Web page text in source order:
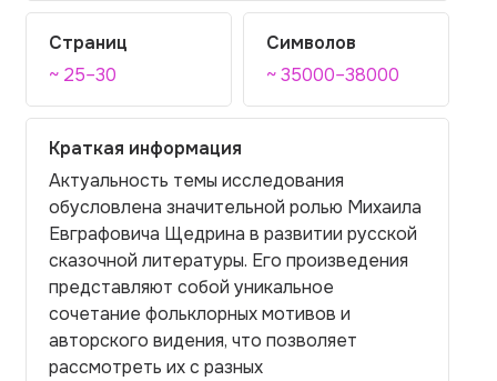
Страниц
~ 25–30
Символов
~ 35000–38000
Краткая информация
Актуальность темы исследования
обусловлена значительной ролью Михаила
Евграфовича Щедрина в развитии русской
сказочной литературы. Его произведения
представляют собой уникальное
сочетание фольклорных мотивов и
авторского видения, что позволяет
рассмотреть их с разных